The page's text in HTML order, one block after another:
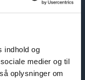
indhold og
medier og til
oplysninger om